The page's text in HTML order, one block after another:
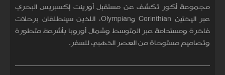
مجموعة أكور تكشف عن مستقبل أورينت إكسبريس البحري
عبر اليختين Corinthian وOlympian، اللذين سينطلقان برحلات
فاخرة ومستدامة عبر المتوسط وشمال أوروبا بأشرعة متطورة
وتصاميم مستوحاة من العصر الذهبي للسفر.